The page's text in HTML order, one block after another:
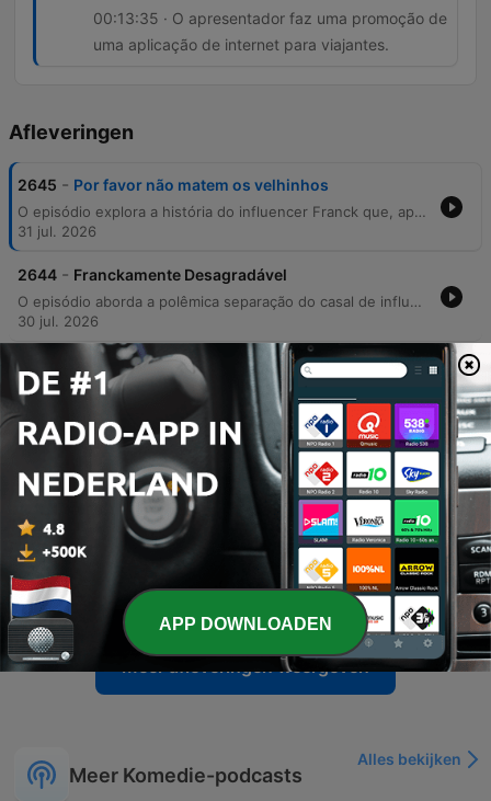
00:13:35 · O apresentador faz uma promoção de
uma aplicação de internet para viajantes.
Afleveringen
2645 - Por favor não matem os velhinhos
O episódio explora a história do influencer Franck que, após o término do seu relacionamento com Rafaela, decidiu levar o avô de 88 anos, António, para uma série de viagens internacionais. O conteúdo detalha as experiências do idoso em Nova Iorque, no Japão e na Turquia, onde realizou tratamentos dentários. A narrativa alterna entre momentos de humor sobre o desejo de tranquilidade do avô e dicas práticas de viagem, incluindo recomendações de aplicações para viajantes internacionais.
31 jul. 2026
2644 - Franckamente Desagradável
O episódio aborda a polêmica separação do casal de influencers Rafael e Franco, discutindo acusações mútuas sobre privacidade, abandono de animais e uso indevido de imagem em redes sociais. Os apresentadores satirizam o estilo de conteúdo de viagens 'low cost' do ex-casal antes de mergulharem nos detalhes do conflito pessoal. O relato inclui ainda o desaparecimento de uma gata da casa de Franco, levantando suspeitas sobre uma entrada não autorizada na residência por meio de uma cópia de chave. O impacto emocional do ocorrido no gato Tommy e a recente adoção de um novo gato, Oli, também são discutidos.
30 jul. 2026
2643 Conversas com a Gorda
A inteligência artificial de Susana Torres
O episódio aborda o regresso da mental coach Susana Torres e a sua transição para a área da inteligência artificial, levantando questões sobre a autenticidade das suas novas competências tecnológicas e as controvérsias em torno dos seus elevados preços. Os apresentadores satirizam o uso de ferramentas digitais para substituir profissionais qualificados. A discussão estende-se ao impacto da IA na acessibilidade de recursos visuais e na possível substituição de diversas profissões. O episódio encerra com um relato pessoal sobre como encontros inesperados podem alterar drasticamente o rumo de uma carreira profissional.
28 jul. 2026
2641 - O regresso de Susana Torres
Este episódio explora a polêmica envolvendo a mental coach Susana Torres, detalhando o período de crise pessoal e as repercussões mediáticas após acusações de irregularidades em seus programas de mentoria, como o Mastermind. A discussão aborda as alegações de clientes lesados e a defesa da coach, que contesta a veracidade de reportagens, alegando manipulação de imagens. Além do caso de Susana Torres, o debate estende-se a outros desmentidos de figuras públicas, como Fernando Santos e Cristiano Ronaldo, analisando a conduta ética das partes envolvidas e o impacto dessas controvérsias na esfera pública.
27 jul. 2026
Meer afleveringen weergeven
Meer Komedie-podcasts
Alles bekijken
APP DOWNLOADEN